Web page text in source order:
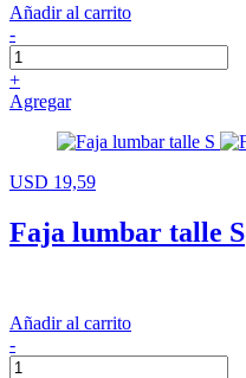
Añadir al carrito
-
+
Agregar
USD 19,59
Faja lumbar talle S
Añadir al carrito
-